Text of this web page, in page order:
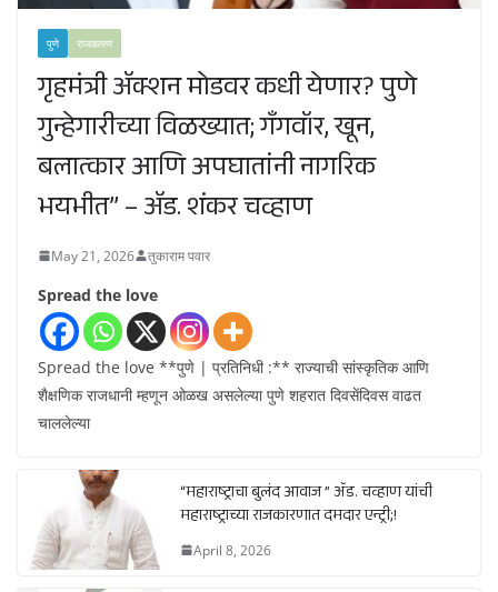
पुणे राजकारण
गृहमंत्री ॲक्शन मोडवर कधी येणार? पुणे
गुन्हेगारीच्या विळख्यात; गॅंगवॉर, खून,
बलात्कार आणि अपघातांनी नागरिक
भयभीत” – ॲड. शंकर चव्हाण
May 21, 2026 तुकाराम पवार
Spread the love
Spread the love **पुणे | प्रतिनिधी :** राज्याची सांस्कृतिक आणि
शैक्षणिक राजधानी म्हणून ओळख असलेल्या पुणे शहरात दिवसेंदिवस वाढत
चाललेल्या
“महाराष्ट्राचा बुलंद आवाज ” ॲड. चव्हाण यांची
महाराष्ट्राच्या राजकारणात दमदार एन्ट्री;!
April 8, 2026